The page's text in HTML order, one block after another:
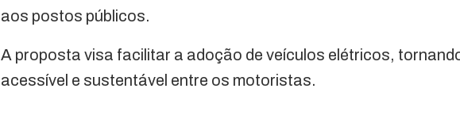
aos postos públicos.
A proposta visa facilitar a adoção de veículos elétricos,
acessível e sustentável entre os motoristas.